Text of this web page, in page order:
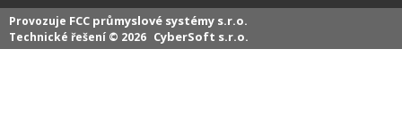
Provozuje FCC průmyslové systémy s.r.o.
Technické řešení © 2026 CyberSoft s.r.o.